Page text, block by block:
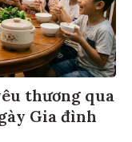
thương qua
Gia đình